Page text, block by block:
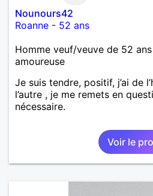
Nounours42
Roanne - 52 ans
Homme veuf/veuve de 52
amoureuse
Je suis tendre, positif, j’ai de
l’autre , je me remets en
nécessaire.
Voir le